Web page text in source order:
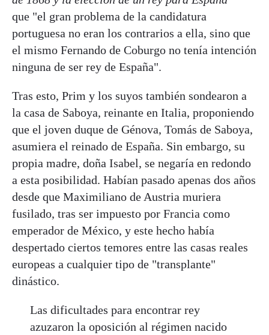
que "el gran problema de la candidatura
portuguesa no eran los contrarios a ella, sino que
el mismo Fernando de Coburgo no tenía intención
ninguna de ser rey de España".
Tras esto, Prim y los suyos también sondearon a
la casa de Saboya, reinante en Italia, proponiendo
que el joven duque de Génova, Tomás de Saboya,
asumiera el reinado de España. Sin embargo, su
propia madre, doña Isabel, se negaría en redondo
a esta posibilidad. Habían pasado apenas dos años
desde que Maximiliano de Austria muriera
fusilado, tras ser impuesto por Francia como
emperador de México, y este hecho había
despertado ciertos temores entre las casas reales
europeas a cualquier tipo de "transplante"
dinástico.
Las dificultades para encontrar rey
azuzaron la oposición al régimen nacido